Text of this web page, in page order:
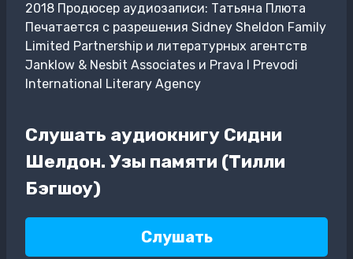
2018 Продюсер аудиозаписи: Татьяна Плюта
Печатается с разрешения Sidney Sheldon Family
Limited Partnership и литературных агентств
Janklow & Nesbit Associates и Prava I Prevodi
International Literary Agency
Слушать аудиокнигу Сидни
Шелдон. Узы памяти (Тилли
Бэгшоу)
Слушать